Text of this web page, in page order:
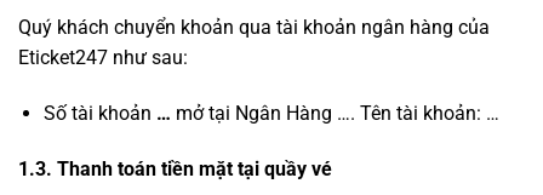
Quý khách chuyển khoản qua tài khoản ngân hàng của
Eticket247 như sau:
Số tài khoản … mở tại Ngân Hàng …. Tên tài khoản: …
1.3. Thanh toán tiền mặt tại quầy vé